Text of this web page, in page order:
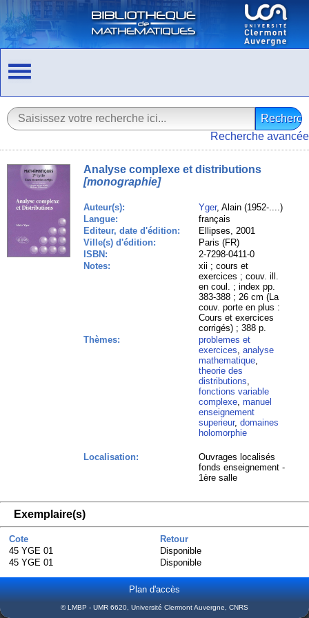
Recherche avancée
Analyse complexe et distributions
[monographie]
Auteur(s): Yger, Alain (1952-....)
Langue:
français
Editeur, date d'édition:
Ellipses, 2001
Ville(s) d'édition:
Paris (FR)
ISBN:
2-7298-0411-0
Notes:
xii ; cours et
exercices ; couv. ill.
en coul. ; index pp.
383-388 ; 26 cm (La
couv. porte en plus :
Cours et exercices
corrigés) ; 388 p.
Thèmes:
problemes et
exercices,analyse
mathematique,
theorie des
distributions,
fonctions variable
complexe,manuel
enseignement
superieur,domaines
holomorphie
Localisation:
Ouvrages localisés
fonds enseignement -
1ère salle
Exemplaire(s)
Cote
Retour
45 YGE 01
Disponible
45 YGE 01
Disponible
Plan d'accès
© LMBP - UMR 6620, Université Clermont Auvergne, CNRS